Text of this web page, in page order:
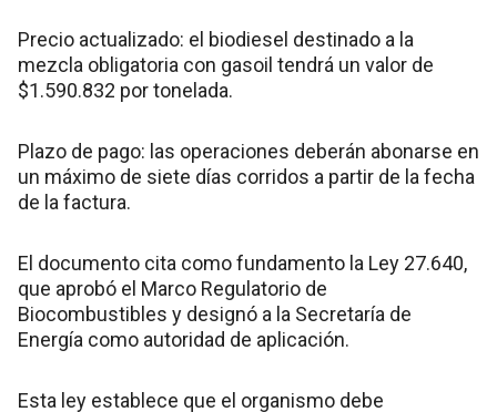
Precio actualizado: el biodiesel destinado a la
mezcla obligatoria con gasoil tendrá un valor de
$1.590.832 por tonelada.
Plazo de pago: las operaciones deberán abonarse en
un máximo de siete días corridos a partir de la fecha
de la factura.
El documento cita como fundamento la Ley 27.640,
que aprobó el Marco Regulatorio de
Biocombustibles y designó a la Secretaría de
Energía como autoridad de aplicación.
Esta ley establece que el organismo debe